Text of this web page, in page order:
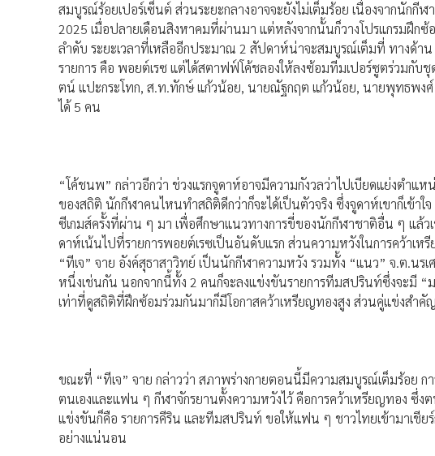
สมบูรณ์ร้อยเปอร์เซ็นต์ ส่วนระยะกลางอาจจะยังไม่เต็มร้อย เนื่องจากนักกี
2025 เมื่อปลายเดือนสิงหาคมที่ผ่านมา แต่หลังจากนั้นก็วางโปรแกรมฝึก
ลำดับ ระยะเวลาที่เหลืออีกประมาณ 2 สัปดาห์น่าจะสมบูรณ์เต็มที่ ทางด้า
รายการ คือ พอยต์เรซ แต่ได้สตาฟฟ์โค้ชลองให้ลงซ้อมทีมเปอร์ซูตร่วมกับ
ตน์ แปะกระโทก, ส.ท.ทักษ์ แก้วน้อย, นายณัฐกฤต แก้วน้อย, นายพุทธพงศ์
ได้ 5 คน
“โค้ชนพ” กล่าวอีกว่า ช่วงแรกจูดาห์อาจมีความกังวลว่าไปเบียดแย่งตำแ
ของสถิติ นักกีฬาคนไหนทำสถิติดีกว่าก็จะได้เป็นตัวจริง ซึ่งจูดาห์เขาก็เข้า
ซีเกมส์ครั้งที่ผ่าน ๆ มา เพื่อศึกษาแนวทางการขี่ของนักกีฬาชาติอื่น ๆ แล้
ดาห์เน้นไปที่รายการพอยต์เรซเป็นอันดับแรก ส่วนความหวังในการคว้าเ
“ทีเจ” จาย อังค์สุธาสาวิทย์ เป็นนักกีฬาความหวัง รวมทั้ง “แนว” จ.ต.นร
หนึ่งเช่นกัน นอกจากนี้ทั้ง 2 คนก็จะลงแข่งขันรายการทีมสปรินท์ซึ่งจะมี
เท่าที่ดูสถิติที่ฝึกซ้อมร่วมกันมาก็มีโอกาสคว้าเหรียญทองสูง ส่วนคู่แข่งสำคั
ขณะที่ “ทีเจ” จาย กล่าวว่า สภาพร่างกายตอนนี้มีความสมบูรณ์เต็มร้อย ก
ตนเองและแฟน ๆ กีฬาจักรยานตั้งความหวังไว้ คือการคว้าเหรียญทอง ซึ่ง
แข่งขันก็คือ รายการคีริน และทีมสปรินท์ ขอให้แฟน ๆ ชาวไทยเข้ามาเชีย
อย่างแน่นอน